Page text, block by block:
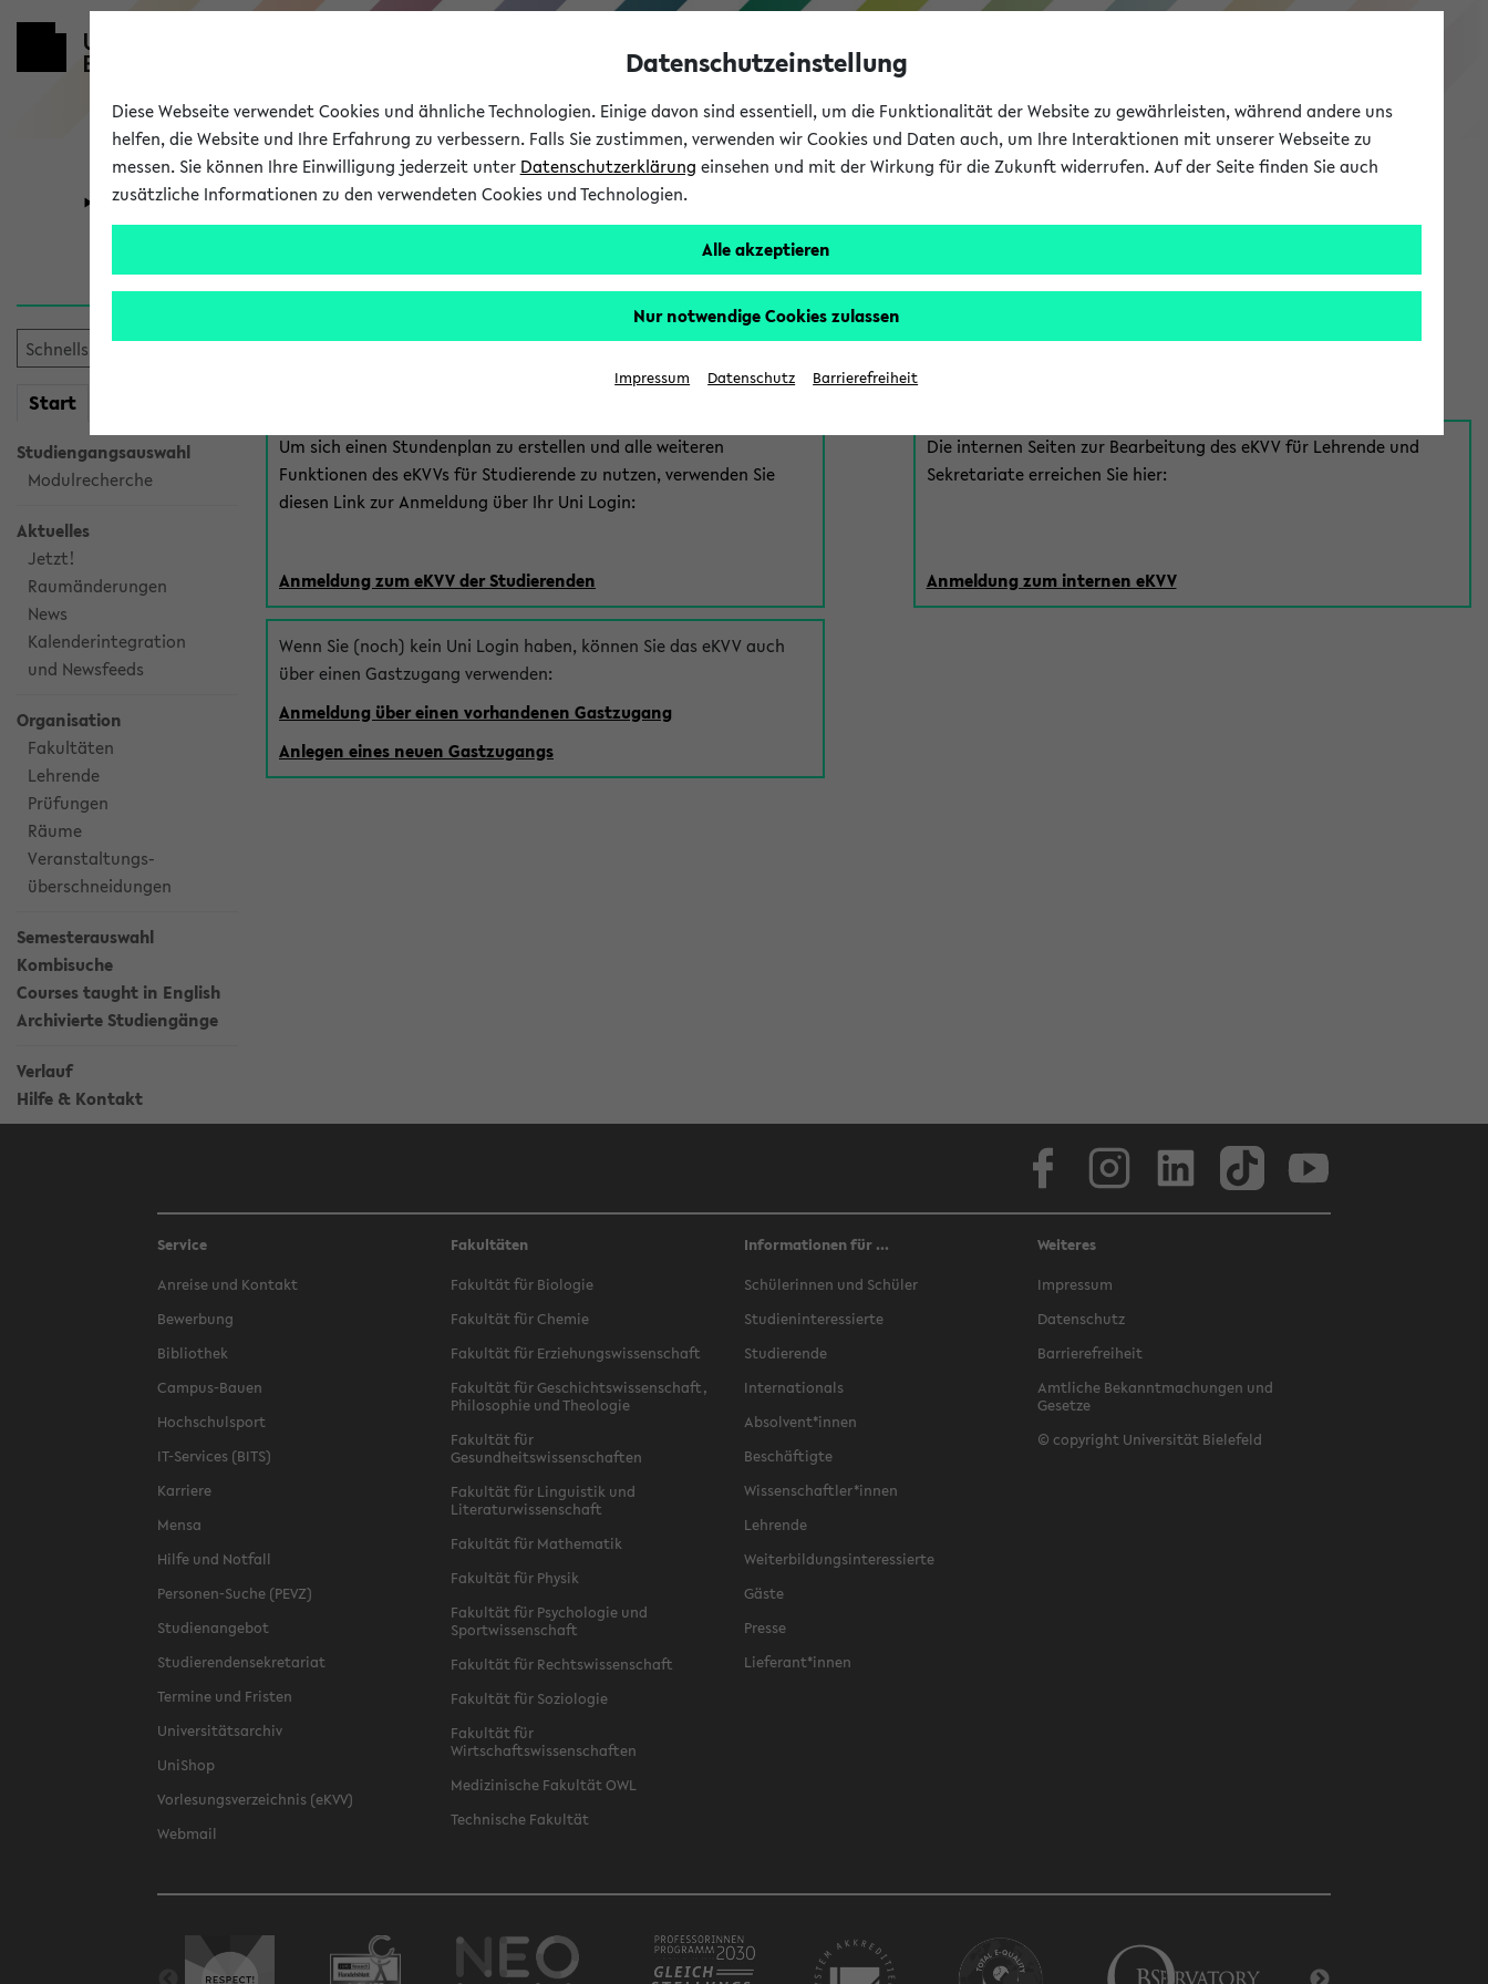
eKVV
Universität Forschung Studium
Start
Studiengangsauswahl
Modulrecherche
Aktuelles
Jetzt!
Raumänderungen
News
Kalenderintegration
und Newsfeeds
Organisation
Fakultäten
Lehrende
Prüfungen
Räume
Veranstaltungs-
überschneidungen
Semesterauswahl
Kombisuche
Courses taught in English
Archivierte Studiengänge
Verlauf
Hilfe & Kontakt
Anmeldung am eKVV
Es gibt mehrere Möglichkeiten zur Anmeldung am eKVV. Bitte wählen Sie die für Sie richtige aus:
Um sich einen Stundenplan zu erstellen und alle weiteren
Funktionen des eKVVs für Studierende zu nutzen, verwenden Sie
diesen Link zur Anmeldung über Ihr Uni Login:
Anmeldung zum eKVV der Studierenden
Wenn Sie (noch) kein Uni Login haben, können Sie das eKVV auch
über einen Gastzugang verwenden:
Anmeldung über einen vorhandenen Gastzugang
Anlegen eines neuen Gastzugangs
eKVV für Mitarbeiter*innen
Die internen Seiten zur Bearbeitung des eKVV für Lehrende und
Sekretariate erreichen Sie hier:
Anmeldung zum internen eKVV
Service
Anreise und Kontakt
Bewerbung
Bibliothek
Campus-Bauen
Hochschulsport
IT-Services (BITS)
Karriere
Mensa
Hilfe und Notfall
Personen-Suche (PEVZ)
Studienangebot
Studierendensekretariat
Termine und Fristen
Universitätsarchiv
UniShop
Vorlesungsverzeichnis (eKVV)
Webmail
Fakultäten
Fakultät für Biologie
Fakultät für Chemie
Fakultät für Erziehungswissenschaft
Fakultät für Geschichtswissenschaft,
Philosophie und Theologie
Fakultät für
Gesundheitswissenschaften
Fakultät für Linguistik und
Literaturwissenschaft
Fakultät für Mathematik
Fakultät für Physik
Fakultät für Psychologie und
Sportwissenschaft
Fakultät für Rechtswissenschaft
Fakultät für Soziologie
Fakultät für
Wirtschaftswissenschaften
Medizinische Fakultät OWL
Technische Fakultät
Informationen für ...
Schülerinnen und Schüler
Studieninteressierte
Studierende
Internationals
Absolvent*innen
Beschäftigte
Wissenschaftler*innen
Lehrende
Weiterbildungsinteressierte
Gäste
Presse
Lieferant*innen
Weiteres
Impressum
Datenschutz
Barrierefreiheit
Amtliche Bekanntmachungen und
Gesetze
© copyright Universität Bielefeld
Datenschutzeinstellung
Diese Webseite verwendet Cookies und ähnliche Technologien. Einige davon sind essentiell, um die Funktionalität der Website zu gewährleisten, während andere uns
helfen, die Website und Ihre Erfahrung zu verbessern. Falls Sie zustimmen, verwenden wir Cookies und Daten auch, um Ihre Interaktionen mit unserer Webseite zu
messen. Sie können Ihre Einwilligung jederzeit unter Datenschutzerklärung einsehen und mit der Wirkung für die Zukunft widerrufen. Auf der Seite finden Sie auch
zusätzliche Informationen zu den verwendeten Cookies und Technologien.
Alle akzeptieren
Nur notwendige Cookies zulassen
Impressum Datenschutz Barrierefreiheit